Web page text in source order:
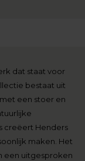
dat staat voor
bestaat uit
een stoer en
creëert Henders
maken. Het
een uitgesproken